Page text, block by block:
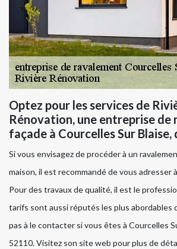
Optez pour les services de
Rénovation, une entreprise de
façade à Courcelles Sur Blaise,
Si vous envisagez de procéder à un
maison, il est recommandé de vous adresser
Pour des travaux de qualité, il est le
tarifs sont aussi réputés les plus abordables
pas à le contacter si vous êtes à Courcelles
52110. Visitez son site web pour plus de